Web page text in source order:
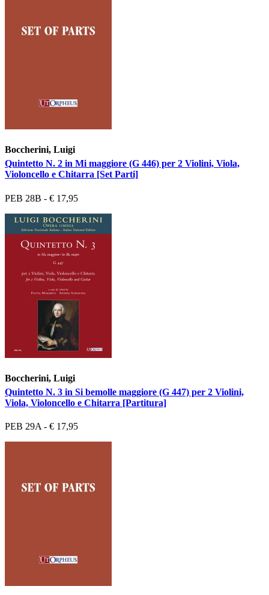
Boccherini, Luigi
Quintetto N. 2 in Mi maggiore (G 446) per 2 Violini, Viola,
Violoncello e Chitarra [Set Parti]
PEB 28B - € 17,95
Boccherini, Luigi
Quintetto N. 3 in Si bemolle maggiore (G 447) per 2 Violini,
Viola, Violoncello e Chitarra [Partitura]
PEB 29A - € 17,95